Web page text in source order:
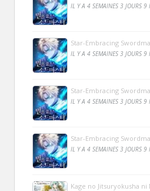
IL Y A 4 SEMAINES 3 JOURS 9
Star-Embracing
IL Y A 4 SEMAINES 3 JOURS 9
Star-Embracing
IL Y A 4 SEMAINES 3 JOURS 9
Star-Embracing
IL Y A 4 SEMAINES 3 JOURS 9
Kage no Jitsuryokusha